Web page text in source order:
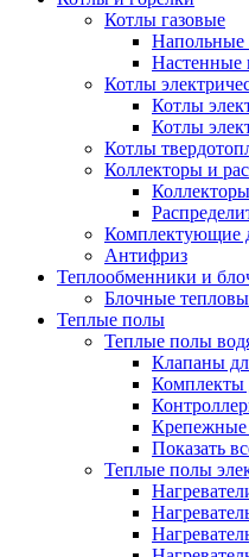
Котлы газовые
Напольные
Настенные
Котлы
Котлы
Котлы
Котлы
Коллекторы и
Комплектующие
Антифриз
Теплообменники и
Блочные
Теплые полы
Теплые полы
Клапаны
Комплекты
Крепежные
Показать
Теплые полы